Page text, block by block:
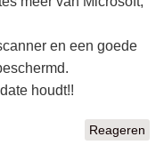
en een goede
houdt!!
Reageren